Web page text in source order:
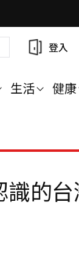
登入
生活 健康
識的